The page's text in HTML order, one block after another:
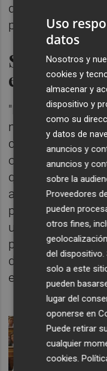
quienes tienen
para entenderse.
Sémper
en euskera
"Esta Cámara
nacional, lo
conviene
obviedades", ha
que la riqueza
adversarios
pretender
un problema".
político central
defender la
existencia de la
Uso
datos
Nosotros y
cookies y
almacenar y
dispositivo y
como su
y datos de
anuncios y
anuncios y
sobre la
Proveedores
pueden
otros fines,
del
solo a este
pueden
lugar del
oponerse en
Puede retirar
cualquier
cookies .